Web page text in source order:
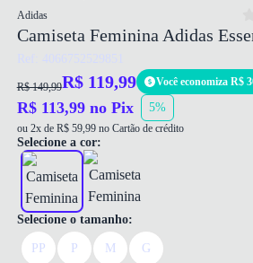
Adidas
Camiseta Feminina Adidas
Ref: 4066752529851
R$ 149,99R$ 119,99 Você economiza R$
R$ 113,99 no Pix 5%
ou 2x de R$ 59,99 no Cartão de crédito
Selecione a cor:
Selecione o tamanho:
PP P M G